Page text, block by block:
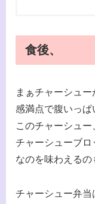
食後、
まぁチャーシュ
感満点で腹いっぱ
このチャーシュー
チャーシューブロ
なのを味わえるの
チャーシュー弁